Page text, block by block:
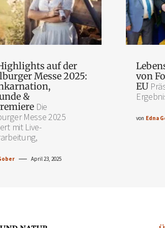
auf der
Messe 2025:
&
Die
Messe 2025
mit Live-
April 23, 2025
von
EU
von Edna